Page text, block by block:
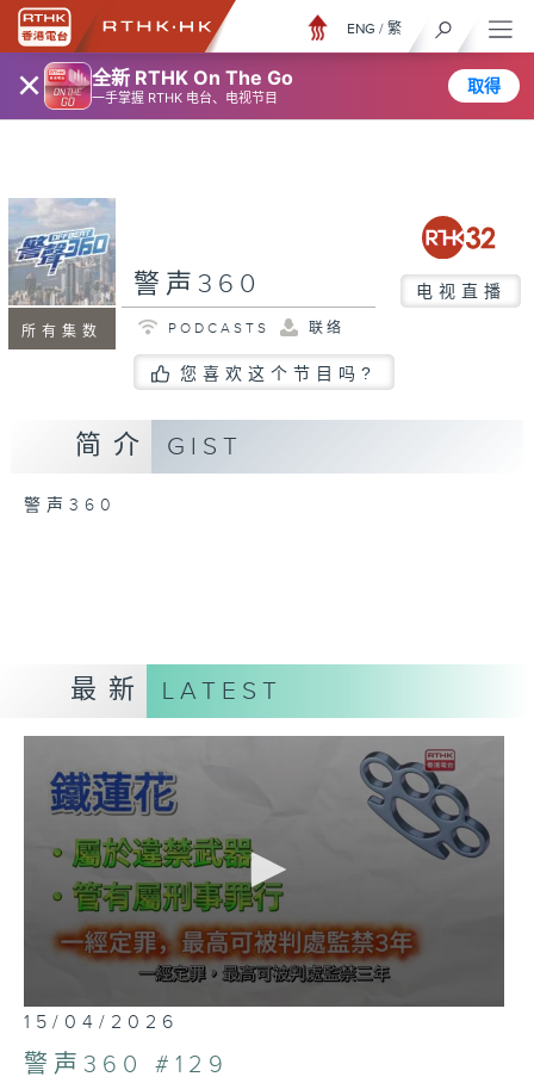
× 全新 RTHK On The Go
一手掌握 RTHK 电台、电视节目
取得
ENG / 繁
所有集数
警声360 电视直播
PODCASTS 联络
您喜欢这个节目吗?
简介 GIST
警声360
最新 LATEST
0
seconds
of
6
15/04/2026
警声360 #129